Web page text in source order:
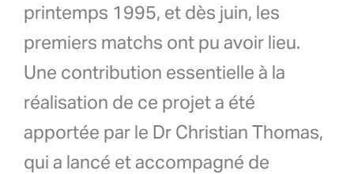
printemps 1995, et dès juin, les
premiers matchs ont pu avoir lieu.
Une contribution essentielle à la
réalisation de ce projet a été
apportée par le Dr Christian Thomas,
qui a lancé et accompagné de